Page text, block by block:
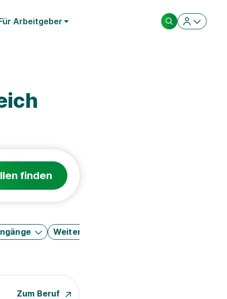
Arbeitgeber
finden
Weitere Filter
Zum Beruf